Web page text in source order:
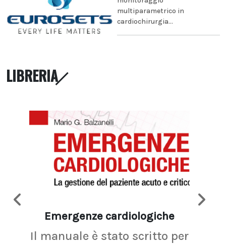
multiparametrico in
cardiochirurgia...
LIBRERIA
Emergenze cardiologiche
Il manuale è stato scritto per